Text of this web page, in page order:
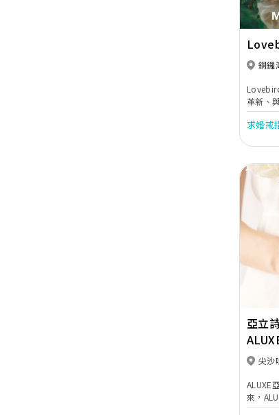
銅鑼
革新、
為超過
值最高
求婚戒
亞立
尖沙
ALUXE
來，
每位顧